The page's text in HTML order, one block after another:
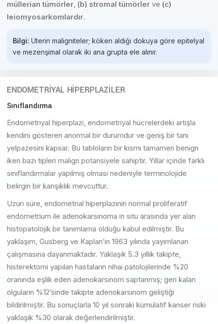
müllerian tümörler, (b) stromal tümörler ve (c)
leiomyosarkomlardır.
Bilgi: Uterin maligniteler; köken aldığı dokuya göre epitelyal
ve mezenşimal olarak iki ana grupta ele alınır.
ENDOMETRİYAL HİPERPLAZİLER
Sınıflandırma
Endometriyal hiperplazi, endometriyal hücrelerdeki artışla
kendini gösteren anormal bir durumdur ve geniş bir tanı
yelpazesini kapsar. Bu tabloların bir kısmı tamamen benign
iken bazı tipleri malign potansiyele sahiptir. Yıllar içinde farklı
sınıflandırmalar yapılmış olması nedeniyle terminolojide
belirgin bir karışıklık mevcuttur.
Uzun süre, endometrial hiperplazinin normal proliferatif
endometrium ile adenokarsinoma in situ arasında yer alan
histopatolojik bir tanımlama olduğu kabul edilmiştir. Bu
yaklaşım, Gusberg ve Kaplan’ın 1963 yılında yayımlanan
çalışmasına dayanmaktadır. Yaklaşık 5.3 yıllık takipte,
histerektomi yapılan hastaların nihai patolojilerinde %20
oranında eşlik eden adenokarsinom saptanmış; geri kalan
olguların %12’sinde takipte adenokarsinom geliştiği
bildirilmiştir. Bu sonuçlarla 10 yıl sonraki kümülatif kanser riski
yaklaşık %30 olarak değerlendirilmiştir.